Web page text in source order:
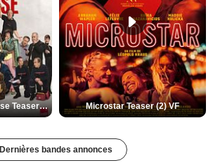
De la Comédie-Française Teaser (3) VF Microstar Teaser (2) VF
Dernières bandes annonces